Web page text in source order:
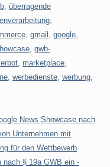
überragende
gmail google
gwb-
marketplace
werbedienste werbung
News Showcase nach
Unternehmen mit
für den Wettbewerb
nach § 19a GWB ein -